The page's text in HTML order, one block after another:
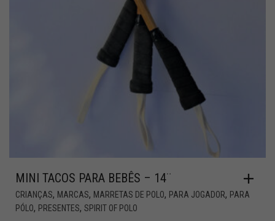
MINI TACOS PARA BEBÊS – 14¨
CRIANÇAS, MARCAS, MARRETAS DE POLO, PARA JOGADOR, PARA
PÓLO, PRESENTES, SPIRIT OF POLO